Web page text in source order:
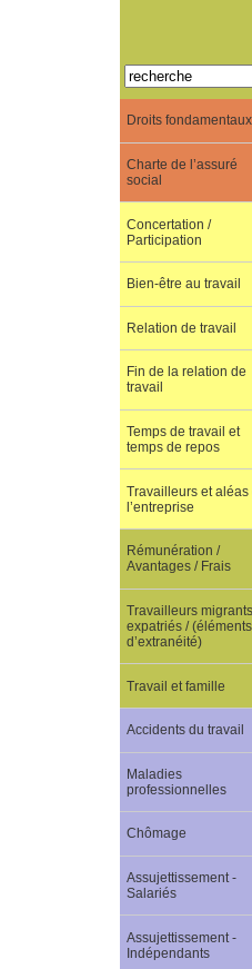
À propos
Droits fondamentaux
Charte de l’assuré
social
Concertation /
Participation
Bien-être au travail
Relation de travail
Fin de la relation de
travail
Temps de travail et
temps de repos
Travailleurs et aléas
l’entreprise
Rémunération /
Avantages / Frais
Travailleurs
expatriés / (éléments
d’extranéité)
Travail et famille
Accidents du travail
Maladies
professionnelles
Chômage
Assujettissement -
Salariés
Assujettissement -
Indépendants